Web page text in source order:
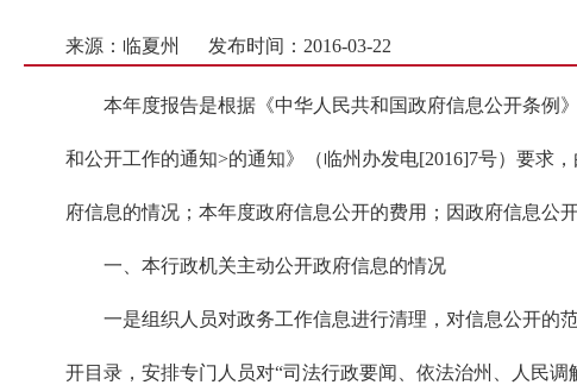
来源：临夏州 发布时间：2016-03-22
本年度报告是根据《中华人民共和国政府信息公开条例》
和公开工作的通知>的通知》（临州办发电[2016]7号）要求
府信息的情况；本年度政府信息公开的费用；因政府信息公
一、本行政机关主动公开政府信息的情况
一是组织人员对政务工作信息进行清理，对信息公开的范
开目录，安排专门人员对“司法行政要闻、依法治州、人民